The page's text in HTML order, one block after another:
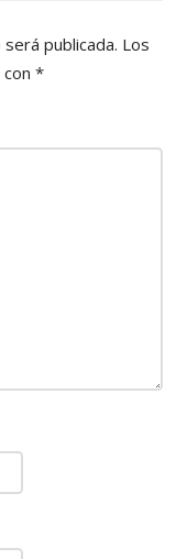
publicada. Los
*